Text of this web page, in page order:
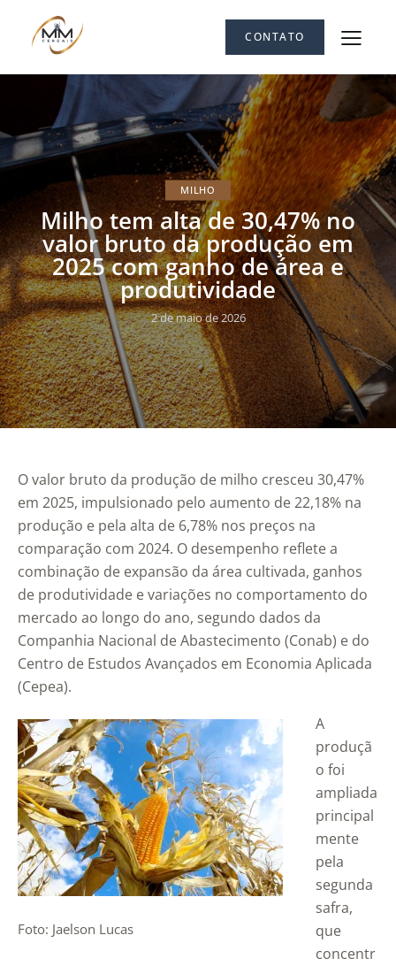
CONTATO
MILHO
Milho tem alta de 30,47% no
valor bruto da produção em
2025 com ganho de área e
produtividade
2 de maio de 2026
O valor bruto da produção de milho cresceu 30,47%
em 2025, impulsionado pelo aumento de 22,18% na
produção e pela alta de 6,78% nos preços na
comparação com 2024. O desempenho reflete a
combinação de expansão da área cultivada, ganhos
de produtividade e variações no comportamento do
mercado ao longo do ano, segundo dados da
Companhia Nacional de Abastecimento (Conab) e do
Centro de Estudos Avançados em Economia Aplicada
(Cepea).
Foto: Jaelson Lucas
A
produçã
o foi
ampliada
principal
mente
pela
segunda
safra,
que
concentr